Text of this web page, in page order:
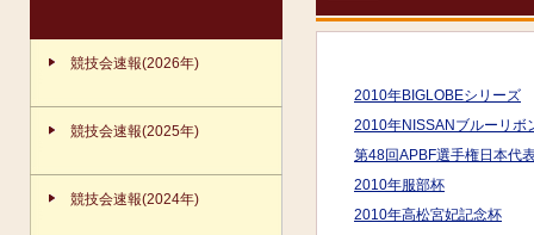
競技会速報(2026年)
競技会速報(2025年)
競技会速報(2024年)
2010年BIGLOBEシリーズ
2010年NISSANブルーリボ
第48回APBF選手権日本代
2010年服部杯
2010年高松宮妃記念杯